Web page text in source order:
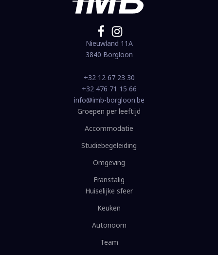
Nieuwland 11A
3840 Borgloon
+32 12 67 23 30
+32 476 71 15 66
info@imb-borgloon.be
Groepen per leeftijd
Accommodatie
Studiebegeleiding
Omgeving
Franstalig
Huiselijke sfeer
Keuken
Autonoom
Team